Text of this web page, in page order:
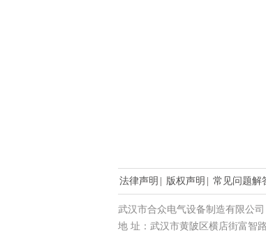
法律声明 版权声明 常见问题解
武汉市合众电气设备制造有限公
地 址：武汉市黄陂区横店街富智